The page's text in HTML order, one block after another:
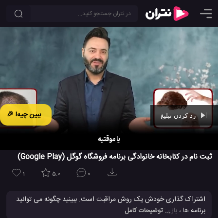
ببین چیه! 🎉 رد کردن تبلیغ
ثبت نام در کتابخانه خانوادگی برنامه فروشگاه گوگل (Google Play)
1 5.0 0
اشتراک گذاری خودش یک روش مراقبت است. ببینید چگونه می توانید
برنامه ها ، بازی ها ،فیلمها ، نمایش های تلویزیونی ، کتاب های... توضیحات کامل